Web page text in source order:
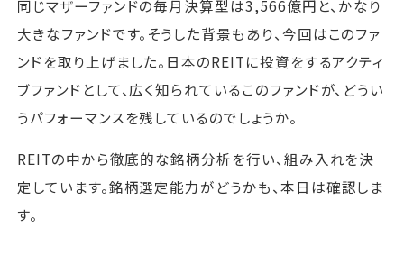
同じマザーファンドの毎月決算型は3,566億円と、かなり
大きなファンドです。そうした背景もあり、今回はこのファ
ンドを取り上げました。日本のREITに投資をするアクティ
ブファンドとして、広く知られているこのファンドが、どうい
うパフォーマンスを残しているのでしょうか。
REITの中から徹底的な銘柄分析を行い、組み入れを決
定しています。銘柄選定能力がどうかも、本日は確認しま
す。